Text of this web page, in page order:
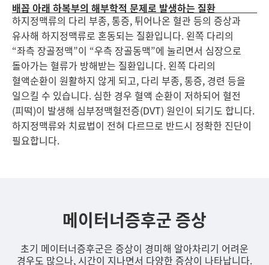
배꼽 아래 하복부의 해부학적 문제로 발생하는 질환
하지정맥류의 다리 부종, 통증, 튀어나온 혈관 등의 증상과
유사해 하지정맥류로 혼동되는 질환입니다. 왼쪽 다리의
“좌측 장골정맥”이 “우측 장골동맥”에 눌리면서 심장으로
돌아가는 혈류가 방해받는 질환입니다. 왼쪽 다리의
혈액순환이 원활하지 않게 되고, 다리 부종, 통증, 경련 등을
일으킬 수 있습니다. 심한 경우 혈액 순환이 저하되어 혈전
(피떡)이 발생해 심부정맥혈전증(DVT) 원인이 되기도 합니다.
하지정맥류와 치료법이 전혀 다르므로 반드시 정확한 진단이
필요합니다.
메이터너증후군 증상
초기 메이터너증후군은 증상이 경미해 알아차리기 어려운
경우도 많으나, 시간이 지나면서 다양한 증상이 나타납니다.